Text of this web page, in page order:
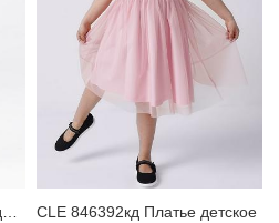
CLE 846392кд Платье детское